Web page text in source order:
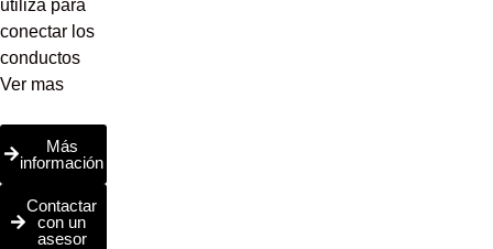
utiliza para
conectar los
conductos
Ver mas
Más
información
Contactar
con un
asesor